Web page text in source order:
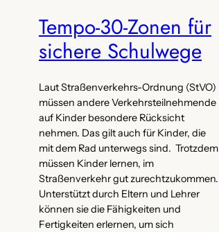
Tempo-30-Zonen für
sichere Schulwege
Laut Straßenverkehrs-Ordnung (StVO)
müssen andere Verkehrsteilnehmende
auf Kinder besondere Rücksicht
nehmen. Das gilt auch für Kinder, die
mit dem Rad unterwegs sind. Trotzdem
müssen Kinder lernen, im
Straßenverkehr gut zurechtzukommen.
Unterstützt durch Eltern und Lehrer
können sie die Fähigkeiten und
Fertigkeiten erlernen, um sich